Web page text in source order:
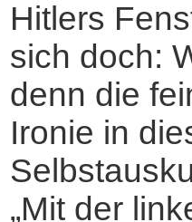
Hitlers
sich doch:
denn die
Ironie in
„Mit der